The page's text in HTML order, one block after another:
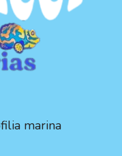
marina